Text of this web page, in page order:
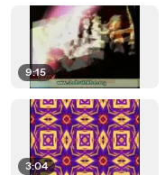
9:15
3:04